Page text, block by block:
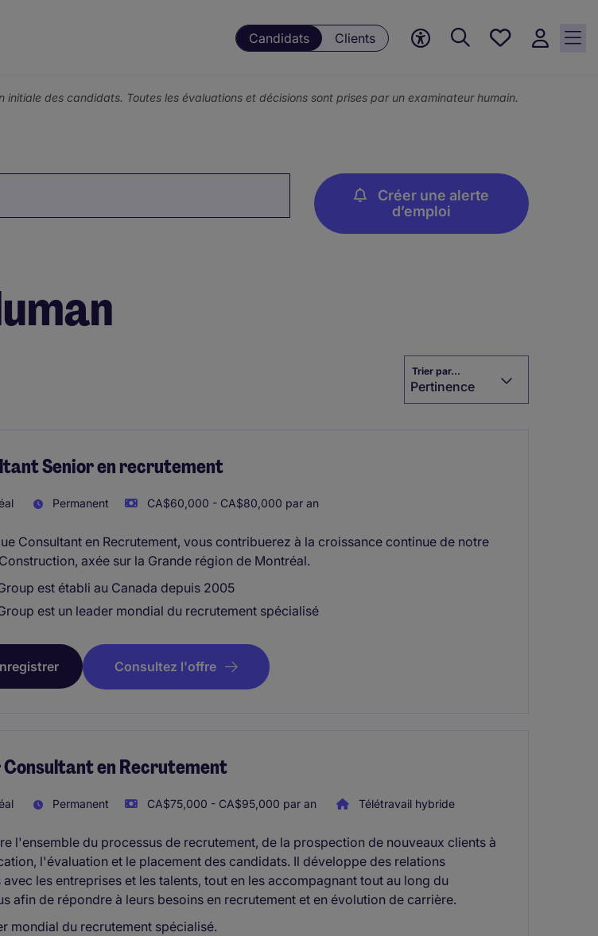
Candidats Clients
Mes
saved
des candidats. Toutes les évaluations et décisions sont prises par un examinateur humain.
Créer une alerte
d’emploi
Trier par...
Pertinence
Senior en recrutement
Permanent CA$60,000 - CA$80,000 par an
Consultant en Recrutement, vous contribuerez à la croissance continue de notre
axée sur la Grande région de Montréal.
est établi au Canada depuis 2005
est un leader mondial du recrutement spécialisé
Consultez l'offre
Consultant en Recrutement
Permanent CA$75,000 - CA$95,000 par an Télétravail hybride
l'ensemble du processus de recrutement, de la prospection de nouveaux clients à
l'évaluation et le placement des candidats. Il développe des relations
avec les entreprises et les talents, tout en les accompagnant tout au long du
afin de répondre à leurs besoins en recrutement et en évolution de carrière.
mondial du recrutement spécialisé.